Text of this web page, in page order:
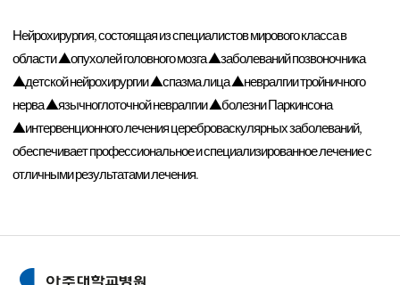
Нейрохирургия, состоящая из специалистов мирового класса в
области ▲опухолей головного мозга ▲заболеваний позвоночника
▲детской нейрохирургии ▲спазма лица ▲невралгии тройничного
нерва ▲язычноглоточной невралгии ▲болезни Паркинсона
▲интервенционного лечения цереброваскулярных заболеваний,
обеспечивает профессиональное и специализированное лечение с
отличными результатами лечения.